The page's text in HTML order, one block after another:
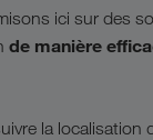
ici sur des
de manière
la